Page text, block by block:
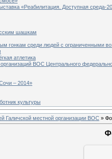
«Реабилитация. Доступная среда-
шашкам
гонкам среди людей с ограниченными
атлетика
ВОС Центрального
– 2014»
культуры
Галичской местной организации ВОС »